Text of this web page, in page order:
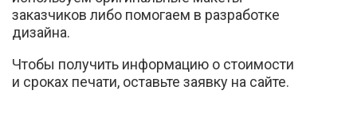
заказчиков либо помогаем в разработке
дизайна.
Чтобы получить информацию о стоимости
и сроках печати, оставьте заявку на сайте.